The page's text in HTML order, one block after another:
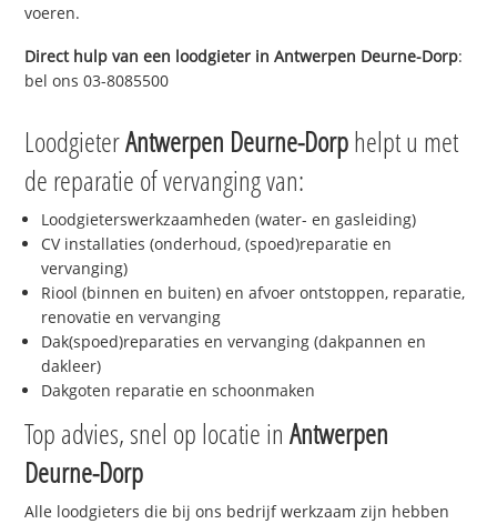
voeren.
Direct hulp van een loodgieter inAntwerpen Deurne-Dorp:
bel ons 03-8085500
LoodgieterAntwerpen Deurne-Dorphelpt u met
de reparatie of vervanging van:
Loodgieterswerkzaamheden (water- en gasleiding)
CV installaties (onderhoud, (spoed)reparatie en
vervanging)
Riool (binnen en buiten) en afvoer ontstoppen, reparatie,
renovatie en vervanging
Dak(spoed)reparaties en vervanging (dakpannen en
dakleer)
Dakgoten reparatie en schoonmaken
Top advies, snel op locatie inAntwerpen
Deurne-Dorp
Alle loodgieters die bij ons bedrijf werkzaam zijn hebben